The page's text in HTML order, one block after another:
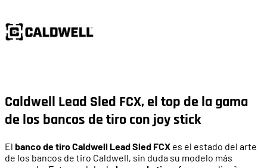
Caldwell Lead Sled FCX, el top de la gama
de los bancos de tiro con joy stick
El banco de tiro Caldwell Lead Sled FCX es el estado del arte
de los bancos de tiro Caldwell, sin duda su modelo más